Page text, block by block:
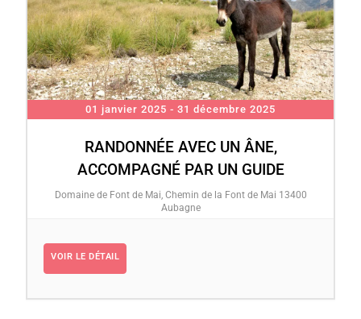
01 janvier 2025 - 31 décembre 2025
RANDONNÉE AVEC UN ÂNE,
ACCOMPAGNÉ PAR UN GUIDE
Domaine de Font de Mai, Chemin de la Font de Mai 13400
Aubagne
VOIR LE DÉTAIL